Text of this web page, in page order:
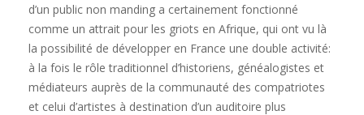
d’un public non manding a certainement fonctionné
comme un attrait pour les griots en Afrique, qui ont vu là
la possibilité de développer en France une double activité:
à la fois le rôle traditionnel d’historiens, généalogistes et
médiateurs auprès de la communauté des compatriotes
et celui d’artistes à destination d’un auditoire plus